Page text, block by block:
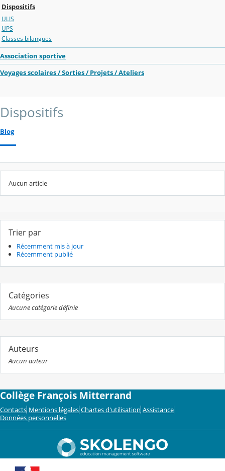
Dispositifs
ULIS
UPS
Classes bilangues
Association sportive
Voyages scolaires / Sorties / Projets / Ateliers
Dispositifs
Blog
Aucun article
Trier par
Récemment mis à jour
Récemment publié
Catégories
Aucune catégorie définie
Auteurs
Aucun auteur
Collège François Mitterrand
Contacts Mentions légales Chartes d'utilisation Assistance
Données personnelles